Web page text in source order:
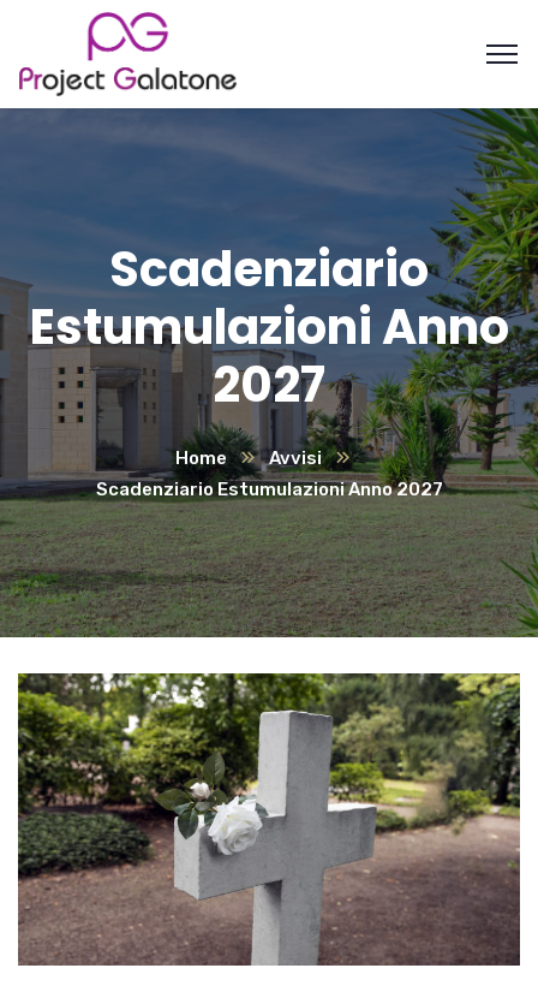
Scadenziario
Estumulazioni Anno
2027
Home
Avvisi
Scadenziario Estumulazioni Anno 2027